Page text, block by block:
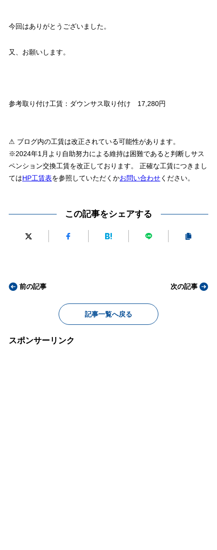
今回はありがとうございました。
又、お願いします。
参考取り付け工賃：ダウンサス取り付け 17,280円
⚠ ブログ内の工賃は改正されている可能性があります。
※2024年1月より自助努力による維持は困難であると判断しサス
ペンション交換工賃を改正しております。 正確な工賃につきまし
てはHP工賃表を参照していただくかお問い合わせください。
この記事をシェアする
前の記事
記事一覧へ戻る
次の記事
スポンサーリンク